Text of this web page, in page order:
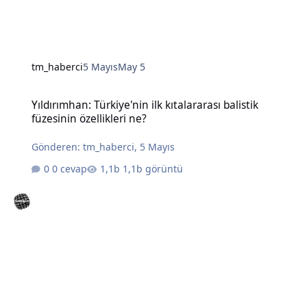
tm_haberci5 MayısMay 5
Yıldırımhan: Türkiye'nin ilk kıtalararası balistik
füzesinin özellikleri ne?
Gönderen:tm_haberci, 5 Mayıs
0 cevap
1,1b görüntü